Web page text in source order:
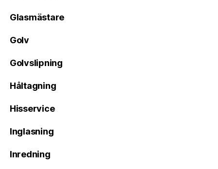
Glasmästare
Golv
Golvslipning
Håltagning
Hisservice
Inglasning
Inredning